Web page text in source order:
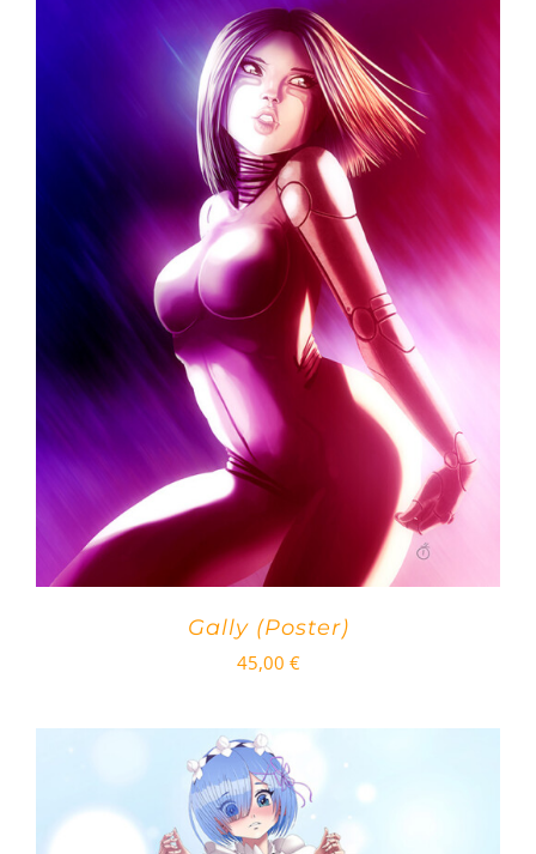
Gally (Poster)
45,00 €